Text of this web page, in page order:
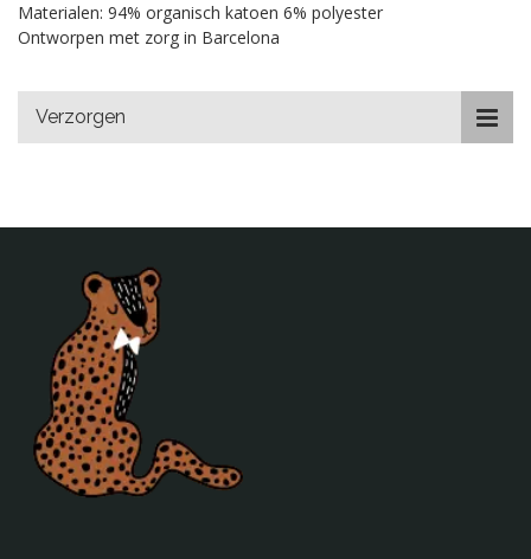
Materialen: 94% organisch katoen 6% polyester
Ontworpen met zorg in Barcelona
Verzorgen